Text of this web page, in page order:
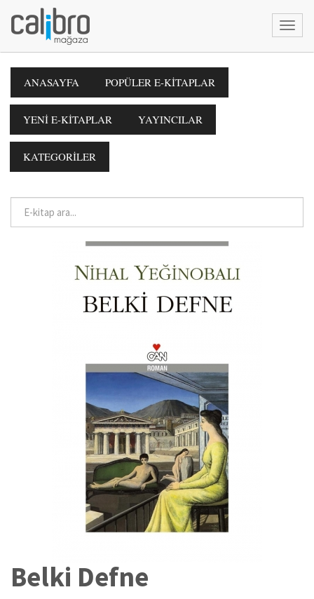
ANASAYFA POPÜLER E-KİTAPLAR
YENİ E-KİTAPLAR YAYINCILAR
KATEGORİLER
Belki Defne